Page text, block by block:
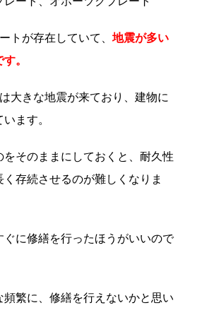
トが存在していて、 地震が多い
。
大きな地震が来ており、建物に
ます。
をそのままにしておくと、耐久性
存続させるのが難しくなりま
ぐに修繕を行ったほうがいいので
頻繁に、修繕を行えないかと思い